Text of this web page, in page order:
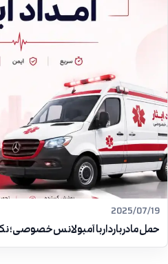
2025/07/19
حمل مادر باردار با آمبولانس خصوصی؛